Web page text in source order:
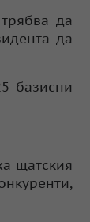
да
да
базисни
щатския